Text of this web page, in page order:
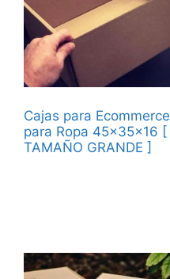
Cajas para Ecommerce
para Ropa 45x35x16 [
TAMAÑO GRANDE ]